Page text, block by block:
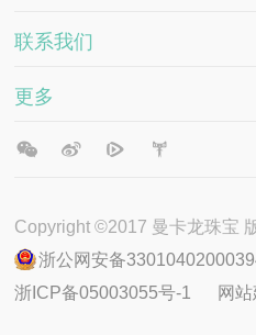
DESTINY
萤火·物语系列
小恶魔系列
娇玉·小享葫系列
凤华系列
吾皇万睡系列
联系我们
工作机会
更多
新闻动态
专利版权
条款细则
Copyright ©2017 曼卡龙珠宝
浙公网安备
浙ICP备05003055号-1
网